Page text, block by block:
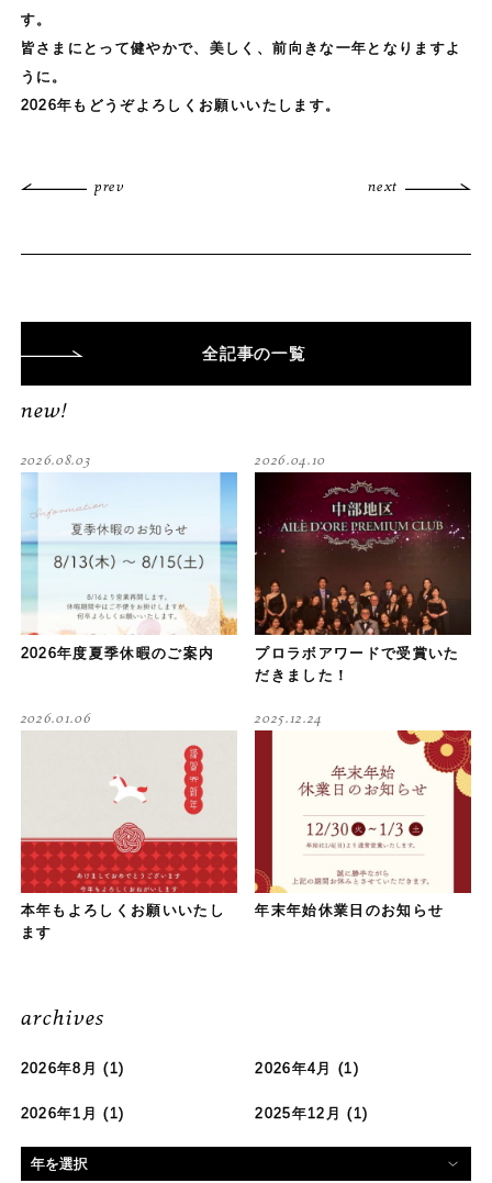
す。
皆さまにとって健やかで、美しく、前向きな一年となりますよ
うに。
2026年もどうぞよろしくお願いいたします。
prev next
全記事の一覧
new!
2026年度夏季休暇のご案内
2026.08.03
プロラボアワードで受賞いた
だきました！
2026.04.10
本年もよろしくお願いいたし
ます
2026.01.06
年末年始休業日のお知らせ
2025.12.24
archives
2026年8月 (1) 2026年4月 (1)
2026年1月 (1) 2025年12月 (1)